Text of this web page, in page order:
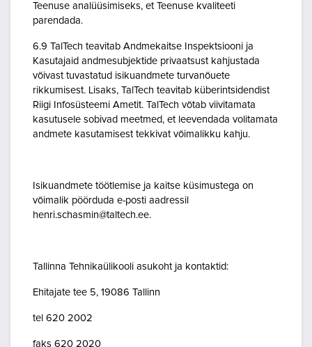
Teenuse analüüsimiseks, et Teenuse kvaliteeti
parendada.
6.9 TalTech teavitab Andmekaitse Inspektsiooni ja
Kasutajaid andmesubjektide privaatsust kahjustada
võivast tuvastatud isikuandmete turvanõuete
rikkumisest. Lisaks, TalTech teavitab küberintsidendist
Riigi Infosüsteemi Ametit. TalTech võtab viivitamata
kasutusele sobivad meetmed, et leevendada volitamata
andmete kasutamisest tekkivat võimalikku kahju.
Isikuandmete töötlemise ja kaitse küsimustega on
võimalik pöörduda e-posti aadressil
henri.schasmin@taltech.ee.
Tallinna Tehnikaülikooli asukoht ja kontaktid:
Ehitajate tee 5, 19086 Tallinn
tel 620 2002
faks 620 2020